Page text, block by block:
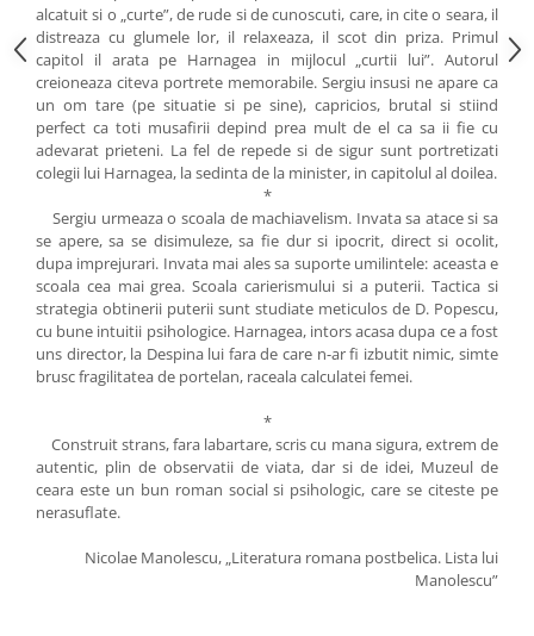
alcatuit si o „curte”, de rude si de cunoscuti, care, in cite o seara, il
distreaza cu glumele lor, il relaxeaza, il scot din priza. Primul
capitol il arata pe Harnagea in mijlocul „curtii lui”. Autorul
creioneaza citeva portrete memorabile. Sergiu insusi ne apare ca
un om tare (pe situatie si pe sine), capricios, brutal si stiind
perfect ca toti musafirii depind prea mult de el ca sa ii fie cu
adevarat prieteni. La fel de repede si de sigur sunt portretizati
colegii lui Harnagea, la sedinta de la minister, in capitolul al doilea.
*
Sergiu urmeaza o scoala de machiavelism. Invata sa atace si sa
se apere, sa se disimuleze, sa fie dur si ipocrit, direct si ocolit,
dupa imprejurari. Invata mai ales sa suporte umilintele: aceasta e
scoala cea mai grea. Scoala carierismului si a puterii. Tactica si
strategia obtinerii puterii sunt studiate meticulos de D. Popescu,
cu bune intuitii psihologice. Harnagea, intors acasa dupa ce a fost
uns director, la Despina lui fara de care n-ar fi izbutit nimic, simte
brusc fragilitatea de portelan, raceala calculatei femei.
*
Construit strans, fara labartare, scris cu mana sigura, extrem de
autentic, plin de observatii de viata, dar si de idei, Muzeul de
ceara este un bun roman social si psihologic, care se citeste pe
nerasuflate.
Nicolae Manolescu, „Literatura romana postbelica. Lista lui
Manolescu”